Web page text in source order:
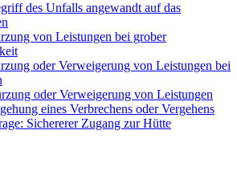
des Unfalls angewandt auf das
von Leistungen bei grober
oder Verweigerung von Leistungen bei
oder Verweigerung von Leistungen
eines Verbrechens oder Vergehens
Sichererer Zugang zur Hütte